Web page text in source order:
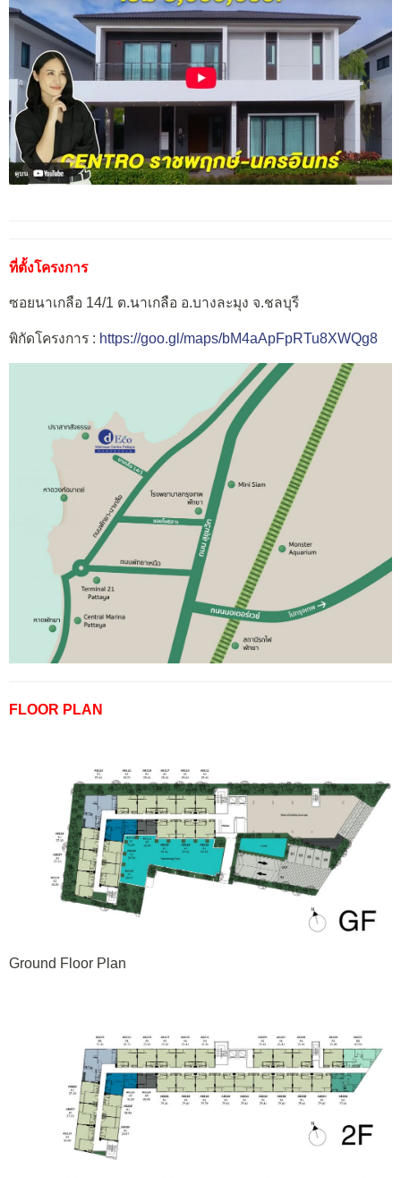
ที่ตั้งโครงการ
ซอยนาเกลือ 14/1 ต.นาเกลือ อ.บางละมุง จ.ชลบุรี
พิกัดโครงการ : https://goo.gl/maps/bM4aApFpRTu8XWQg8
FLOOR PLAN
Ground Floor Plan